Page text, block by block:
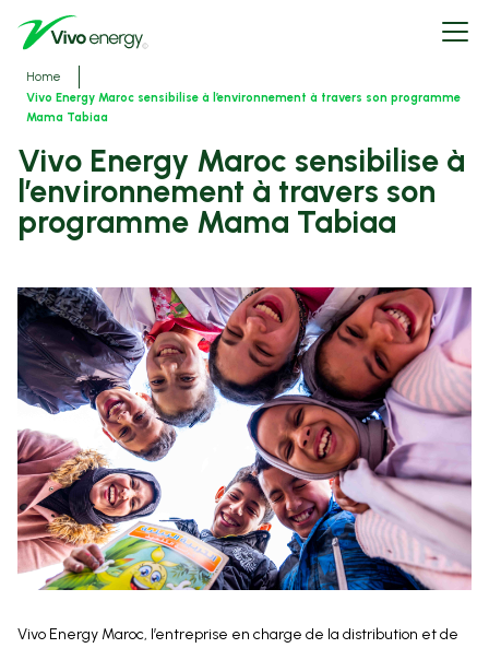
main
content
Open
menu
Breadcrumbs
Home
Vivo Energy Maroc sensibilise à l’environnement à travers son programme
Mama Tabiaa
Vivo Energy Maroc sensibilise à
l’environnement à travers son
programme Mama Tabiaa
Vivo Energy Maroc, l’entreprise en charge de la distribution et de